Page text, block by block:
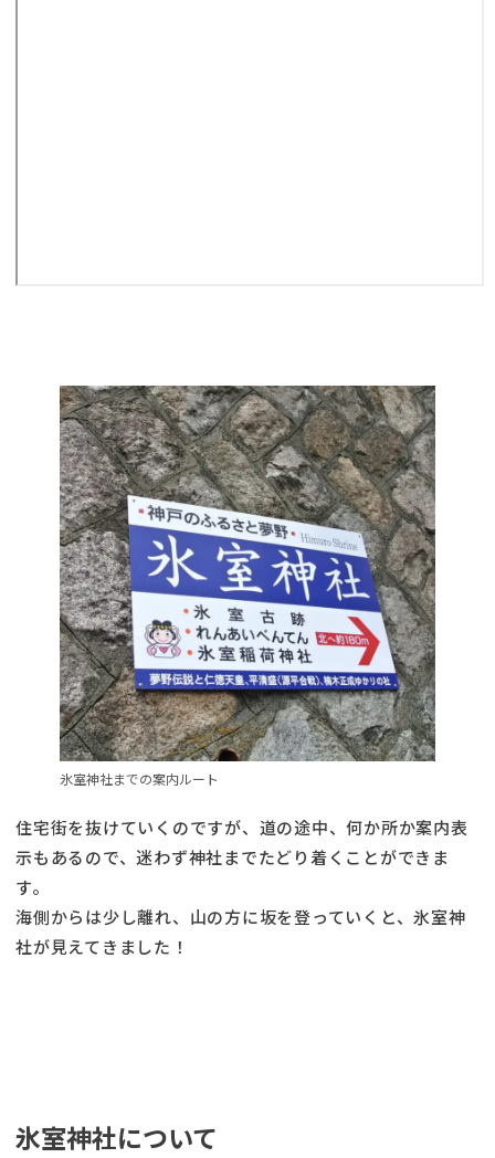
氷室神社までの案内ルート
住宅街を抜けていくのですが、道の途中、何か所か案内表
示もあるので、迷わず神社までたどり着くことができま
す。
海側からは少し離れ、山の方に坂を登っていくと、氷室神
社が見えてきました！
氷室神社について